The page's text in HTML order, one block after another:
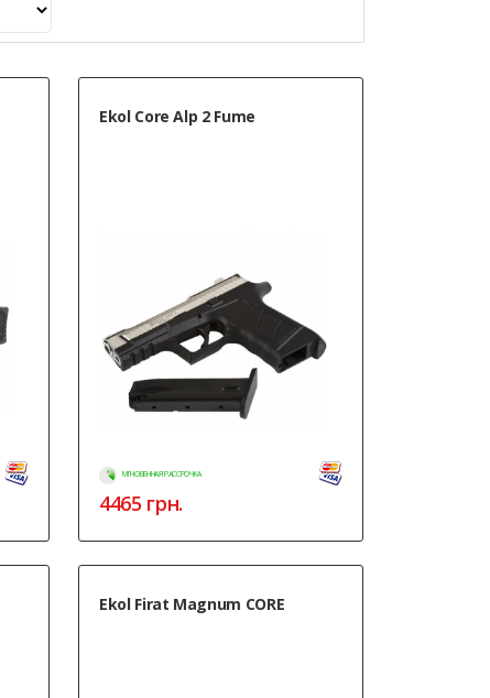
Ekol Core Alp 2 Fume
МГНОВЕННАЯ РАССРОЧКА
4465 грн.
Ekol Firat Magnum CORE